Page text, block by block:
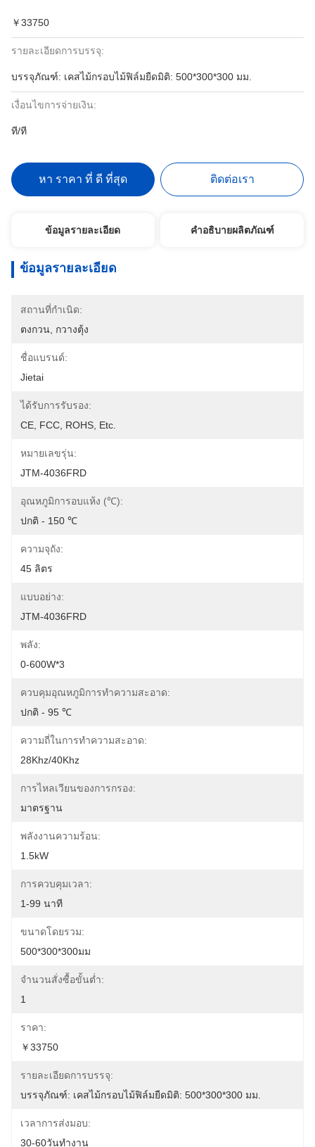
￥33750
รายละเอียดการบรรจุ:
บรรจุภัณฑ์: เคสไม้กรอบไม้ฟิล์มยืดมิติ: 500*300*300 มม.
เงื่อนไขการจ่ายเงิน:
ที/ที
หา ราคา ที่ ดี ที่สุด ติดต่อเรา
ข้อมูลรายละเอียด คำอธิบายผลิตภัณฑ์
ข้อมูลรายละเอียด
สถานที่กำเนิด:
ตงกวน, กวางตุ้ง
ชื่อแบรนด์:
Jietai
ได้รับการรับรอง:
CE, FCC, ROHS, Etc.
หมายเลขรุ่น:
JTM-4036FRD
อุณหภูมิการอบแห้ง (℃):
ปกติ - 150 ℃
ความจุถัง:
45 ลิตร
แบบอย่าง:
JTM-4036FRD
พลัง:
0-600W*3
ควบคุมอุณหภูมิการทำความสะอาด:
ปกติ - 95 ℃
ความถี่ในการทำความสะอาด:
28Khz/40Khz
การไหลเวียนของการกรอง:
มาตรฐาน
พลังงานความร้อน:
1.5kW
การควบคุมเวลา:
1-99 นาที
ขนาดโดยรวม:
500*300*300มม
จำนวนสั่งซื้อขั้นต่ำ:
1
ราคา:
￥33750
รายละเอียดการบรรจุ:
บรรจุภัณฑ์: เคสไม้กรอบไม้ฟิล์มยืดมิติ: 500*300*300 มม.
เวลาการส่งมอบ:
30-60วันทำงาน